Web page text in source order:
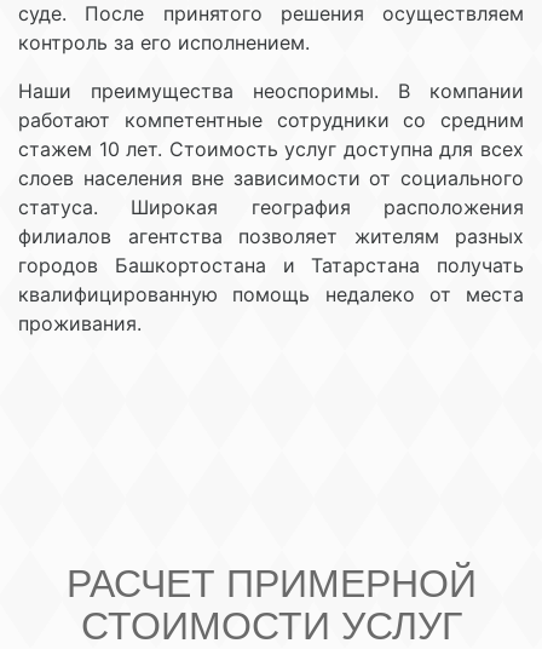
суде. После принятого решения осуществляем
контроль за его исполнением.
Наши преимущества неоспоримы. В компании
работают компетентные сотрудники со средним
стажем 10 лет. Стоимость услуг доступна для всех
слоев населения вне зависимости от социального
статуса. Широкая география расположения
филиалов агентства позволяет жителям разных
городов Башкортостана и Татарстана получать
квалифицированную помощь недалеко от места
проживания.
РАСЧЕТ ПРИМЕРНОЙ
СТОИМОСТИ УСЛУГ